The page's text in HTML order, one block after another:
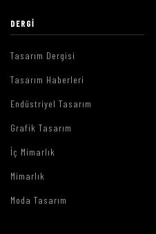
DERGI
Tasarım Dergisi
Tasarım Haberleri
Endüstriyel Tasarım
Grafik Tasarım
İç Mimarlık
Mimarlık
Moda Tasarım